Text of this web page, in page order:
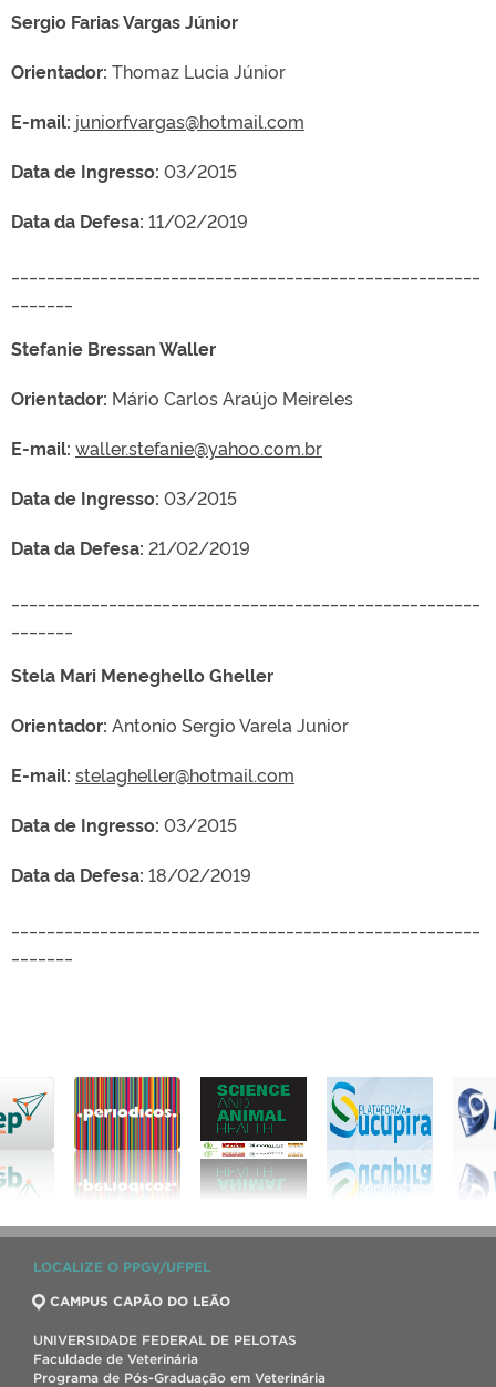
Sergio Farias Vargas Júnior
Orientador: Thomaz Lucia Júnior
E-mail: juniorfvargas@hotmail.com
Data de Ingresso: 03/2015
Data da Defesa: 11/02/2019
Stefanie Bressan Waller
Orientador: Mário Carlos Araújo Meireles
E-mail: waller.stefanie@yahoo.com.br
Data de Ingresso: 03/2015
Data da Defesa: 21/02/2019
Stela Mari Meneghello Gheller
Orientador: Antonio Sergio Varela Junior
E-mail: stelagheller@hotmail.com
Data de Ingresso: 03/2015
Data da Defesa: 18/02/2019
LOCALIZE O PPGV/UFPEL
CAMPUS CAPÃO DO LEÃO
UNIVERSIDADE FEDERAL DE PELOTAS
Faculdade de Veterinária
Programa de Pós-Graduação em Veterinária